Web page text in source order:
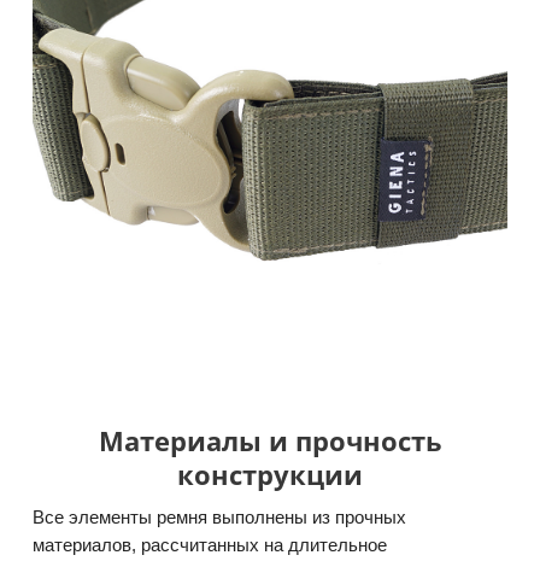
Материалы и прочность
конструкции
Все элементы ремня выполнены из прочных
материалов, рассчитанных на длительное